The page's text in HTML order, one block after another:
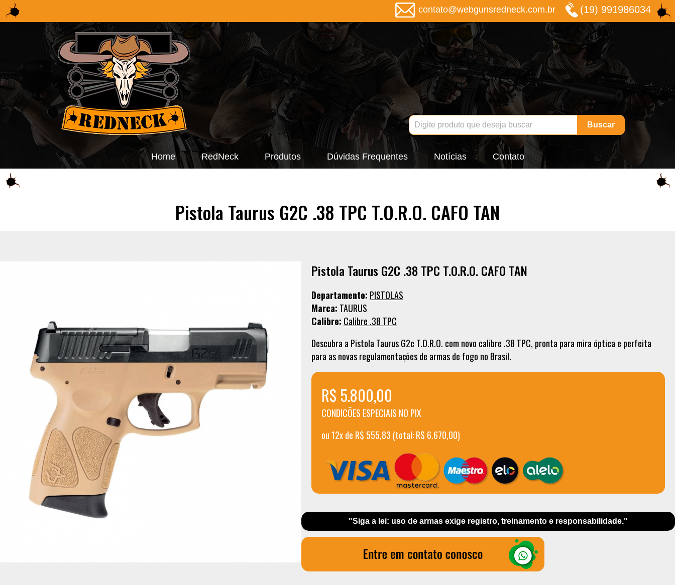
contato@webgunsredneck.com.br (19) 991986034
Buscar
Home RedNeck Produtos Dúvidas Frequentes Notícias Contato
Pistola Taurus G2C .38 TPC T.O.R.O. CAFO TAN
Pistola Taurus G2C .38 TPC T.O.R.O. CAFO TAN
Departamento: PISTOLAS
Marca: TAURUS
Calibre: Calibre .38 TPC
Descubra a Pistola Taurus G2c T.O.R.O. com novo calibre .38 TPC, pronta para mira óptica e perfeita
para as novas regulamentações de armas de fogo no Brasil.
R$ 5.800,00
CONDICÕES ESPECIAIS NO PIX
ou 12x de R$ 555,83 (total: R$ 6.670,00)
"Siga a lei: uso de armas exige registro, treinamento e responsabilidade."